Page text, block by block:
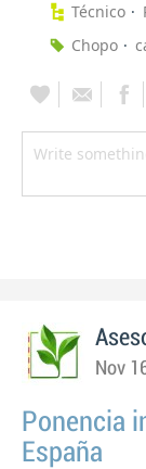
Técnico
Chopo
Nov
Ponencia
España